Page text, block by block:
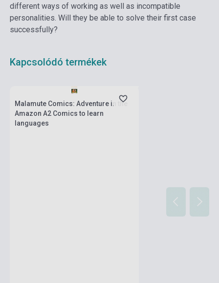
different ways of working as well as incompatible
personalities. Will they be able to solve their first case
successfully?
Kapcsolódó termékek
Malamute Comics: Adventure in the
Amazon A2 Comics to learn
languages